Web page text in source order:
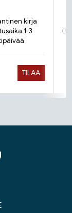
kirja
1-3
TILAA